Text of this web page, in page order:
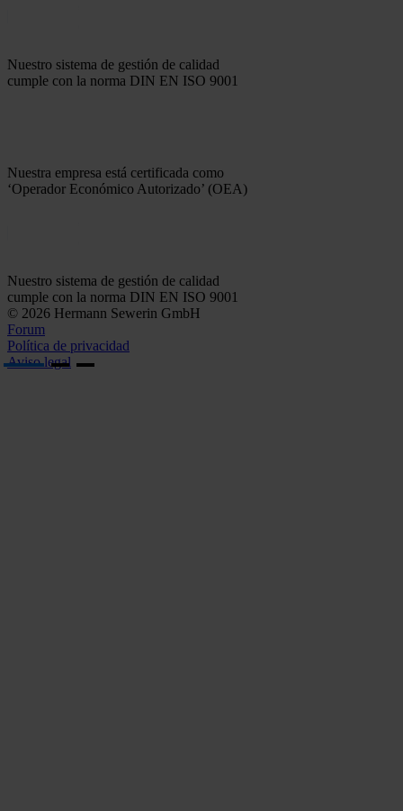
Nuestro sistema de gestión de calidad
cumple con la norma DIN EN ISO 9001
Nuestra empresa está certificada como
‘Operador Económico Autorizado’ (OEA)
Nuestro sistema de gestión de calidad
cumple con la norma DIN EN ISO 9001
© 2026 Hermann Sewerin GmbH
Forum
Política de privacidad
Aviso legal